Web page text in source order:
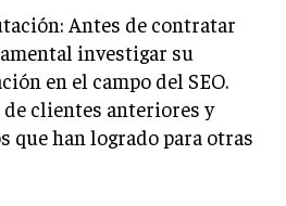
y domina los buscadores,
Antes de contratar
investigar su
en el campo del SEO.
clientes anteriores y
que han logrado para otras